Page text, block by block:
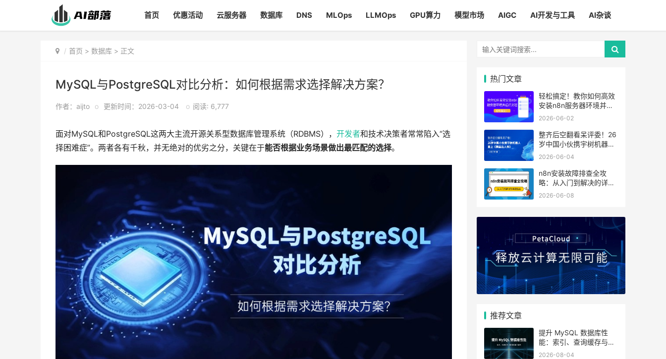
首页 优惠活动 云服务器 数据库 DNS MLOps LLMOps GPU算力 模型市场 AIGC AI开发与工具 AI杂谈
首页 > 数据库 > 正文
MySQL与PostgreSQL对比分析：如何根据需求选择解决方案？
作者：aijto o 更新时间：2026-03-04 o 阅读: 6,777
面对MySQL和PostgreSQL这两大主流开源关系型数据库管理系统（RDBMS）， 开发者和技术决策者常常陷入“选
择困难症”。两者各有千秋，并无绝对的优劣之分，关键在于能否根据业务场景做出最匹配的选择。
热门文章
轻松搞定！教你如何高效
安装n8n服务器环境并运
行流程
2026-06-02
整齐后空翻看呆评委！26
岁中国小伙携宇树机器人
登上《美国达人秀》
2026-06-04
n8n安装故障排查全攻
略：从入门到解决的详细
指南
2026-06-08
推荐文章
提升 MySQL 数据库性
能：索引、查询缓存与参
数优化全解析
2026-08-04